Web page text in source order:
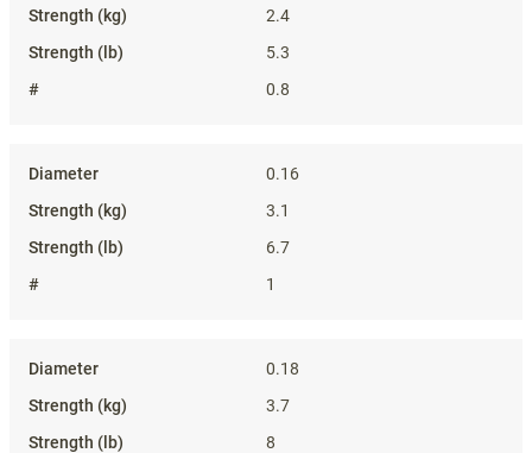
2.4
5.3
0.8
0.16
3.1
6.7
1
0.18
3.7
8